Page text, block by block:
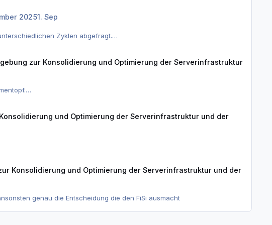
können, wegen jeweils 3 oder 4 Pünktchen?
20251. Sep
Zyklen abgefragt.
zur Konsolidierung und Optimierung der Serverinfrastruktur
und Optimierung der Serverinfrastruktur und der
Zukunftssicherheit).
Konsolidierung und Optimierung der Serverinfrastruktur und der
genau die Entscheidung die den FiSi ausmacht